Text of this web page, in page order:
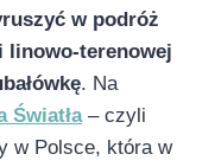
w podróż
linowo-terenowej
. Na
Światła– czyli
w Polsce, która w